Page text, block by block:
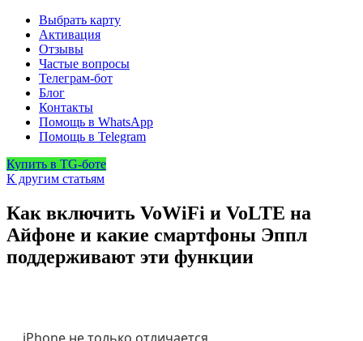
Выбрать карту
Активация
Отзывы
Частые вопросы
Телеграм-бот
Блог
Контакты
Помощь в WhatsApp
Помощь в Telegram
Купить в TG-боте
К другим статьям
Как включить VoWiFi и VoLTE на
Айфоне и какие смартфоны Эппл
поддерживают эти функции